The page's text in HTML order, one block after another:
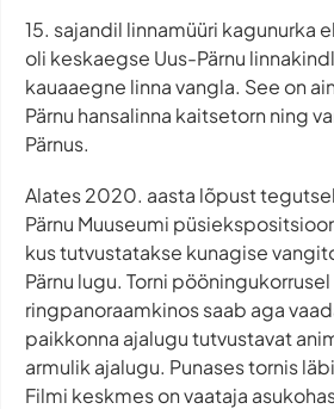
15. sajandil linnamüüri kagunurka
oli keskaegse Uus-Pärnu
kauaaegne linna vangla. See on
Pärnu hansalinna kaitsetorn ning
Pärnus.
Alates 2020. aasta lõpust
Pärnu Muuseumi
kus tutvustatakse kunagise
Pärnu lugu. Torni
ringpanoraamkinos saab aga
paikkonna ajalugu tutvustavat
armulik ajalugu. Punases tornis
Filmi keskmes on vaataja